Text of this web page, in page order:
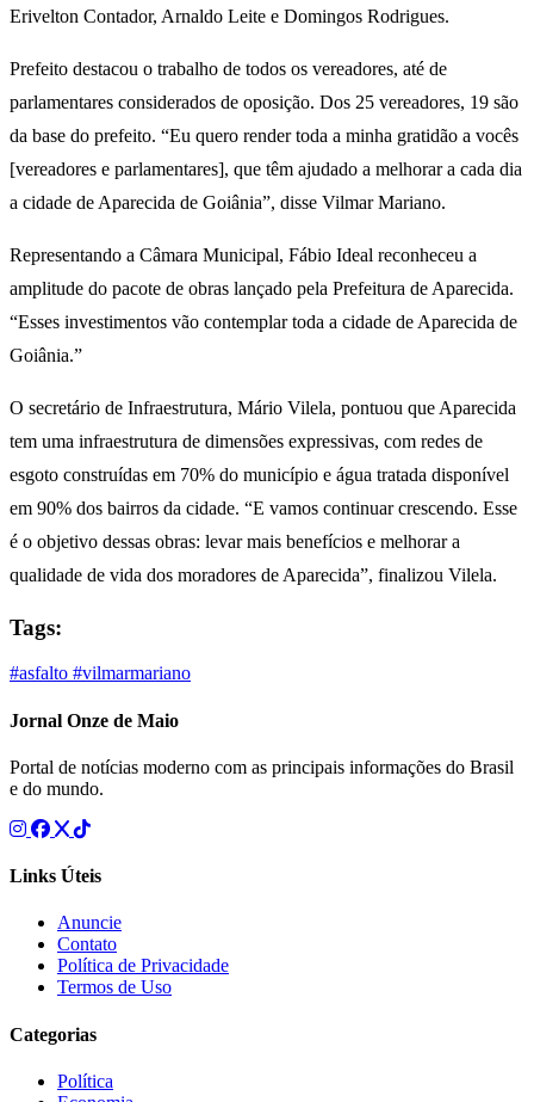
Erivelton Contador, Arnaldo Leite e Domingos Rodrigues.
Prefeito destacou o trabalho de todos os vereadores, até de
parlamentares considerados de oposição. Dos 25 vereadores, 19 são
da base do prefeito. “Eu quero render toda a minha gratidão a vocês
[vereadores e parlamentares], que têm ajudado a melhorar a cada dia
a cidade de Aparecida de Goiânia”, disse Vilmar Mariano.
Representando a Câmara Municipal, Fábio Ideal reconheceu a
amplitude do pacote de obras lançado pela Prefeitura de Aparecida.
“Esses investimentos vão contemplar toda a cidade de Aparecida de
Goiânia.”
O secretário de Infraestrutura, Mário Vilela, pontuou que Aparecida
tem uma infraestrutura de dimensões expressivas, com redes de
esgoto construídas em 70% do município e água tratada disponível
em 90% dos bairros da cidade. “E vamos continuar crescendo. Esse
é o objetivo dessas obras: levar mais benefícios e melhorar a
qualidade de vida dos moradores de Aparecida”, finalizou Vilela.
Tags:
#asfalto #vilmarmariano
Jornal Onze de Maio
Portal de notícias moderno com as principais informações do Brasil
e do mundo.
Links Úteis
Anuncie
Contato
Política de Privacidade
Termos de Uso
Categorias
Política